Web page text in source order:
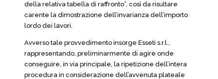
della relativa tabella di raffronto”, così da risultare
carente la dimostrazione dell’invarianza dell’importo
lordo dei lavori.
Avverso tale provvedimento insorge Esseti s.r.l.,
rappresentando, preliminarmente di agire onde
conseguire, in via principale, la ripetizione dell’intera
procedura in considerazione dell’avvenuta plateale